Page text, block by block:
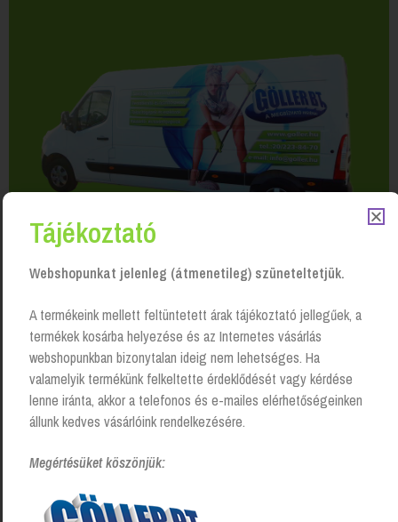
Kapcsolódó Termékek
Tájékoztató
Webshopunkat jelenleg (átmenetileg) szüneteltetjük.
A termékeink mellett feltüntetett árak tájékoztató jellegűek, a
termékek kosárba helyezése és az Internetes vásárlás
webshopunkban bizonytalan ideig nem lehetséges. Ha
valamelyik termékünk felkeltette érdeklődését vagy kérdése
lenne iránta, akkor a telefonos és e-mailes elérhetőségeinken
állunk kedves vásárlóink rendelkezésére.
Megértésüket köszönjük: